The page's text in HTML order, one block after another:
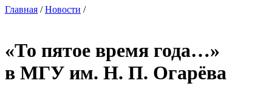
Главная /Новости /
«То пятое время года…»
в МГУ им. Н. П. Огарёва